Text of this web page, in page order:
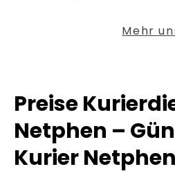
Mehr
Preise
Netphen –
Kurier Netphen